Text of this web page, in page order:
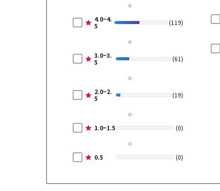
4.0~4.
5
(119)
3.0~3.
5
(61)
2.0~2.
5
(19)
1.0~1.5 (0)
0.5 (0)